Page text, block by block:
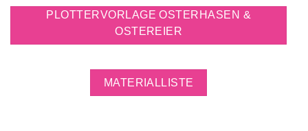
PLOTTERVORLAGE OSTERHASEN &
OSTEREIER
MATERIALLISTE